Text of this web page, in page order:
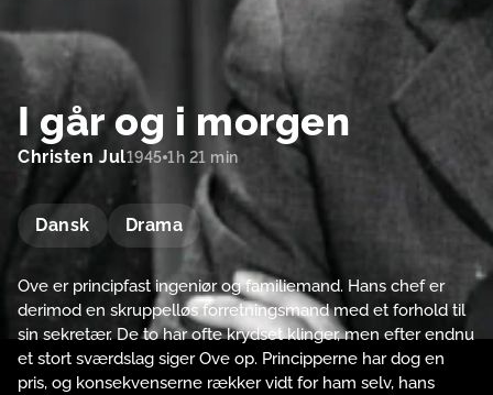
I går og i morgen
Christen Jul1945 1h 21 min
Dansk Drama
Ove er principfast ingeniør og familiemand. Hans chef er
derimod en skruppelløs forretningsmand med et forhold til
sin sekretær. De to har ofte krydset klinger, men efter endnu
et stort sværdslag siger Ove op. Principperne har dog en
pris, og konsekvenserne rækker vidt for ham selv, hans